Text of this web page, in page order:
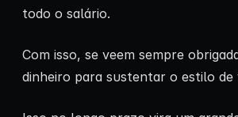
todo o salário.
Com isso, se veem sempre
dinheiro para sustentar o estilo de